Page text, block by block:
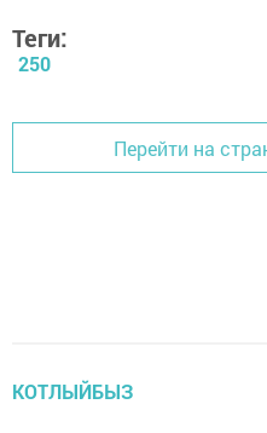
Теги:
250
Перейти на
КОТЛЫЙБЫЗ